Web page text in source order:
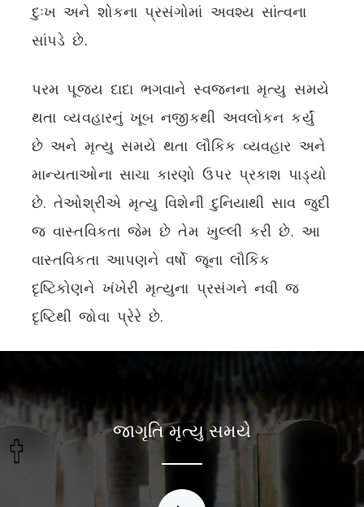
દુઃખ અને શોકના પ્રસંગોમાં અવશ્ય સાંત્વના
સાંપડે છે.
પરમ પૂજ્ય દાદા ભગવાને સ્વજનના મૃત્યુ સમયે
થતા વ્યવહારનું ખૂબ નજીકથી અવલોકન કર્યું
છે અને મૃત્યુ સમયે થતા લૌકિક વ્યવહાર અને
માન્યતાઓના સાચા કારણો ઉપર પ્રકાશ પાડ્યો
છે. તેઓશ્રીએ મૃત્યુ વિશેની દુનિયાથી સાવ જુદી
જ વાસ્તવિકતા જેમ છે તેમ ખુલ્લી કરી છે. આ
વાસ્તવિકતા આપણને વર્ષો જૂના લૌકિક
દૃષ્ટિકોણને ખંખેરી મૃત્યુના પ્રસંગને નવી જ
દૃષ્ટિથી જોવા પ્રેરે છે.
જાગૃતિ મૃત્યુ સમયે